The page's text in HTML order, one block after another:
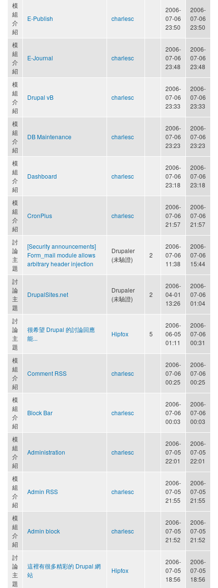
模
組
介
紹
E-Publish charlesc
2006-
07-06
23:50
2006-
07-06
23:50
模
組
介
紹
E-Journal charlesc
2006-
07-06
23:48
2006-
07-06
23:48
模
組
介
紹
Drupal vB charlesc
2006-
07-06
23:33
2006-
07-06
23:33
模
組
介
紹
DB Maintenance charlesc
2006-
07-06
23:23
2006-
07-06
23:23
模
組
介
紹
Dashboard charlesc
2006-
07-06
23:18
2006-
07-06
23:18
模
組
介
紹
CronPlus charlesc
2006-
07-06
21:57
2006-
07-06
21:57
討
論
主
題
[Security announcements]
Form_mail module allows
arbitrary header injection
Drupaler
(未驗證)
2
2006-
07-06
11:38
2006-
07-06
15:44
討
論
主
題
DrupalSites.net
Drupaler
(未驗證)
2
2006-
04-01
13:26
2006-
07-06
01:04
討
論
主
題
很希望 Drupal 的討論回應
能...
Hipfox 5
2006-
06-05
01:11
2006-
07-06
00:31
模
組
介
紹
Comment RSS charlesc
2006-
07-06
00:25
2006-
07-06
00:25
模
組
介
紹
Block Bar charlesc
2006-
07-06
00:03
2006-
07-06
00:03
模
組
介
紹
Administration charlesc
2006-
07-05
22:01
2006-
07-05
22:01
模
組
介
紹
Admin RSS charlesc
2006-
07-05
21:55
2006-
07-05
21:55
模
組
介
紹
Admin block charlesc
2006-
07-05
21:52
2006-
07-05
21:52
討
論
主
題
這裡有很多精彩的 Drupal 網
站
Hipfox
2006-
07-05
18:56
2006-
07-05
18:56